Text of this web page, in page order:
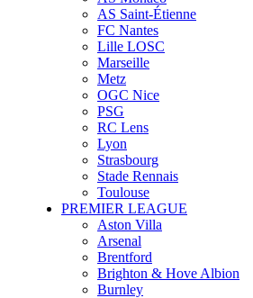
AS Saint-Étienne
FC Nantes
Lille LOSC
Marseille
Metz
OGC Nice
PSG
RC Lens
Lyon
Strasbourg
Stade Rennais
Toulouse
PREMIER LEAGUE
Aston Villa
Arsenal
Brentford
Brighton & Hove Albion
Burnley